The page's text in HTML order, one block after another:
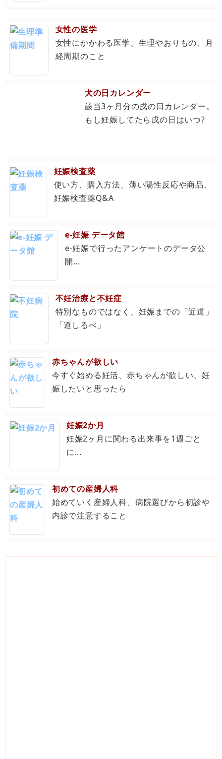
女性の医学
女性にかかわる医学、生理やおりもの、月
経周期のこと
犬の日カレンダー
該当3ヶ月分の戌の日カレンダー。
もし妊娠してたら戌の日はいつ?
妊娠検査薬
使い方、購入方法、薄い陽性反応や商品、
妊娠検査薬Q&A
e-妊娠 データ館
e-妊娠で行ったアンケートのデータ公
開...
不妊治療と不妊症
特別なものではなく、妊娠までの「近道」
「道しるべ」
赤ちゃんが欲しい
今すぐ始める妊活、赤ちゃんが欲しい、妊
娠したいと思ったら
妊娠2か月
妊娠2ヶ月に関わる出来事を1週ごと
に...
初めての産婦人科
始めていく産婦人科、病院選びから初診や
内診で注意すること